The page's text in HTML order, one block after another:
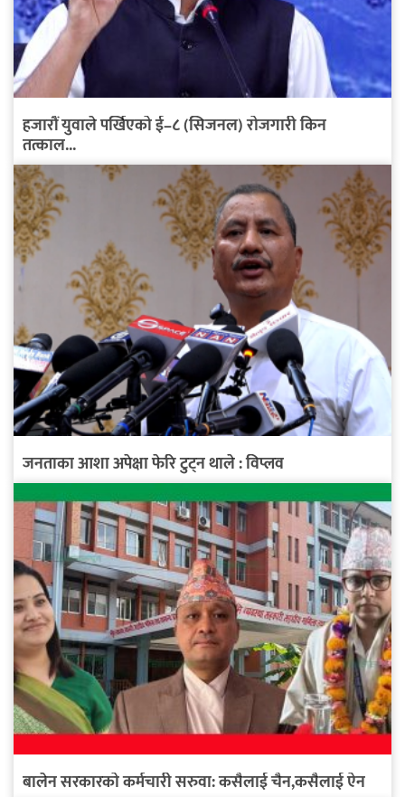
हजारौं युवाले पर्खिएको ई–८ (सिजनल) रोजगारी किन
तत्काल...
जनताका आशा अपेक्षा फेरि टुट्न थाले : विप्लव
बालेन सरकारको कर्मचारी सरुवा: कसैलाई चैन,कसैलाई ऐन